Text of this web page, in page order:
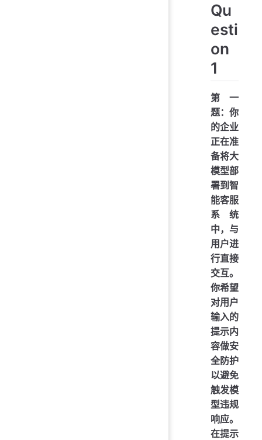
Qu
esti
on
1
第一
题：你
的企业
正在准
备将大
模型部
署到智
能客服
系统
中，与
用户进
行直接
交互。
你希望
对用户
输入的
提示内
容做安
全防护
以避免
触发模
型违规
响应。
在提示